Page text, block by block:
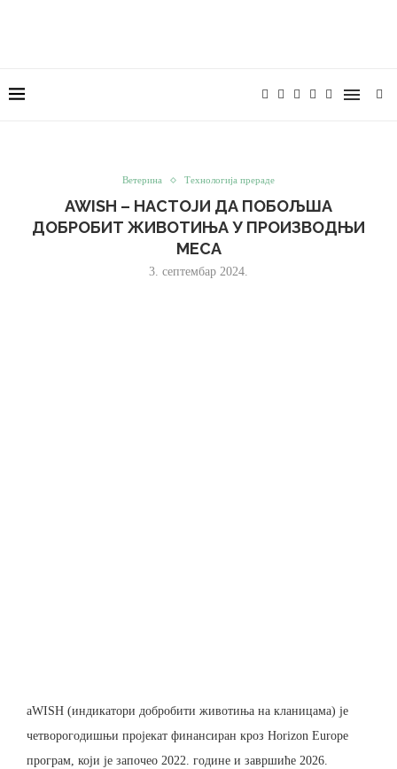
Ветерина Технологија прераде
AWISH – НАСТОЈИ ДА ПОБОЉША
ДОБРОБИТ ЖИВОТИЊА У ПРОИЗВОДЊИ
МЕСА
3. септембар 2024.
aWISH (индикатори добробити животиња на кланицама) је
четворогодишњи пројекат финансиран кроз Horizon Europe
програм, који је започео 2022. године и завршиће 2026.